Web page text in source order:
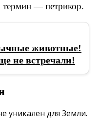
термин — петрикор.
животные!
не встречали!